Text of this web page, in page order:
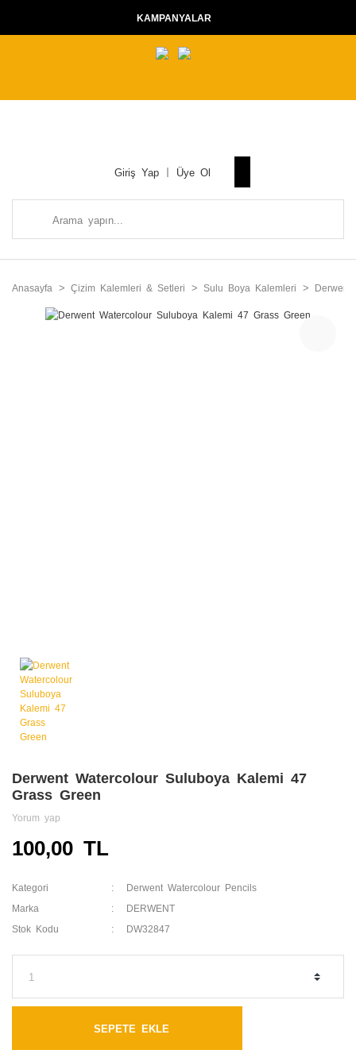
KAMPANYALAR
Giriş Yap Üye Ol
Anasayfa Çizim Kalemleri & Setleri Sulu Boya Kalemleri Derwent
Derwent Watercolour Suluboya Kalemi 47
Grass Green
Yorum yap
100,00 TL
Kategori Derwent Watercolour Pencils
Marka DERWENT
Stok Kodu DW32847
SEPETE EKLE